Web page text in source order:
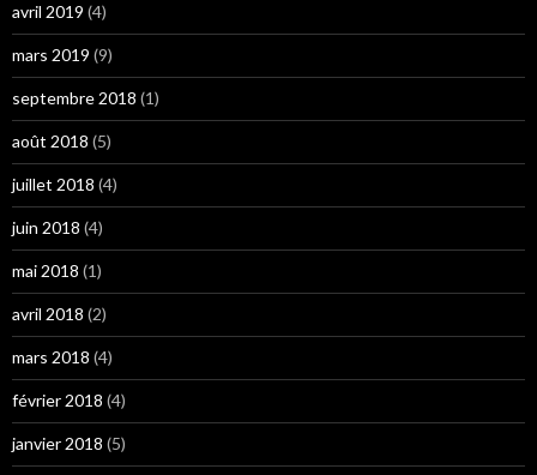
avril 2019 (4)
mars 2019 (9)
septembre 2018 (1)
août 2018 (5)
juillet 2018 (4)
juin 2018 (4)
mai 2018 (1)
avril 2018 (2)
mars 2018 (4)
février 2018 (4)
janvier 2018 (5)